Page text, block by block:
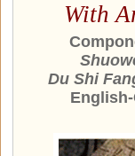
With
Du Shi